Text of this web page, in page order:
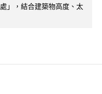
」，結合建築物高度、太